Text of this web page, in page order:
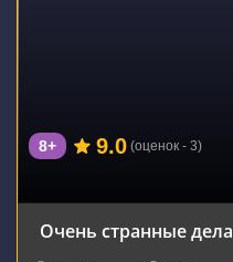
8+ 9.0 (оценок - 3)
Очень странные дела